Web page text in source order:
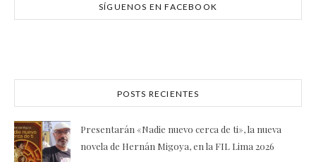
SÍGUENOS EN FACEBOOK
POSTS RECIENTES
Presentarán «Nadie nuevo cerca de ti», la nueva
novela de Hernán Migoya, en la FIL Lima 2026